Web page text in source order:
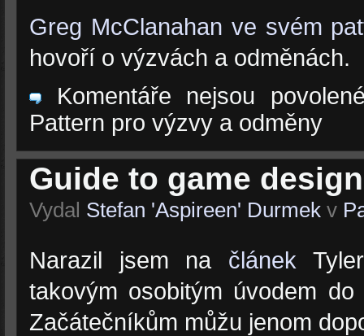
Greg McClanahan ve svém
hovoří o výzvách a odměnách.
Komentáře nejsou
Pattern pro výzvy a odměny
Guide to game design
Vydal Stefan 'Aspireen' Durmek v
Narazil jsem na článek
takovým osobitým úvodem
Začátečníkům můžu jenom